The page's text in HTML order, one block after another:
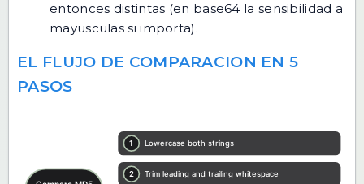
entonces distintas (en base64 la sensibilidad a
mayusculas si importa).
EL FLUJO DE COMPARACION EN 5
PASOS